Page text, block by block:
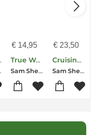
€ 14,95
True West
Sam Shepard
€ 23,50
Cruising Paradise
Sam Shepard